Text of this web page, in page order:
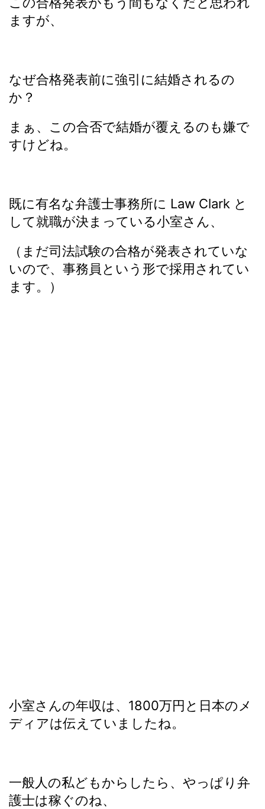
ますが、
なぜ合格発表前に強引に結婚されるの
か？
まぁ、この合否で結婚が覆えるのも嫌で
すけどね。
既に有名な弁護士事務所に Law Clark と
して就職が決まっている小室さん、
（まだ司法試験の合格が発表されていな
いので、事務員という形で採用されてい
ます。）
小室さんの年収は、1800万円と日本のメ
ディアは伝えていましたね。
一般人の私どもからしたら、やっぱり弁
護士は稼ぐのね、